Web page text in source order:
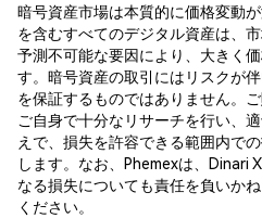
暗号資産市場は本質的に価格変動
を含むすべてのデジタル資産は、
予測不可能な要因により、大きく
す。暗号資産の取引にはリスクが
を保証するものではありません。
ご自身で十分なリサーチを行い、
えで、損失を許容できる範囲内で
します。なお、Phemexは、Dinari
なる損失についても責任を負いか
ください。